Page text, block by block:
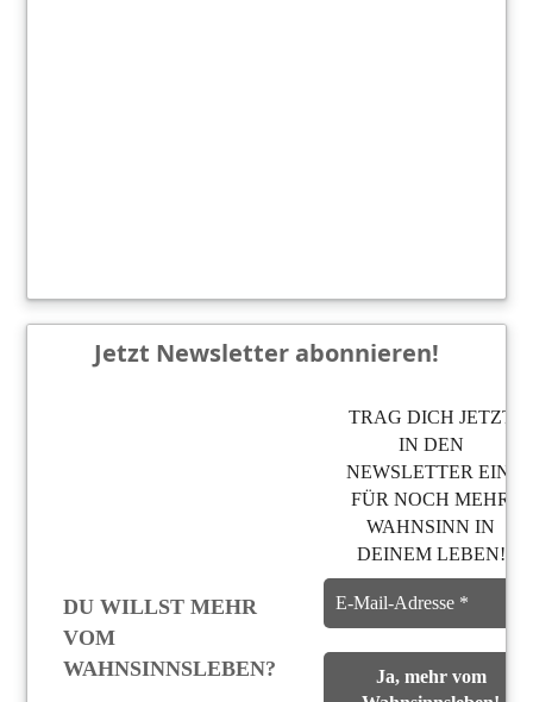
Jetzt Newsletter abonnieren!
DU WILLST MEHR
VOM
WAHNSINNSLEBEN?
TRAG DICH JETZT
IN DEN
NEWSLETTER EIN,
FÜR NOCH MEHR
WAHNSINN IN
DEINEM LEBEN!